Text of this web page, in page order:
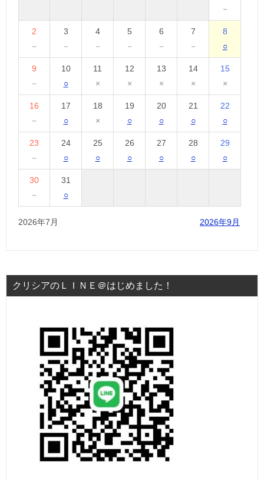
－
2
－
3
－
4
－
5
－
6
－
7
－
8
○
9
－
10
○
11
×
12
×
13
×
14
×
15
×
16
－
17
○
18
×
19
○
20
○
21
○
22
○
23
－
24
○
25
○
26
○
27
○
28
○
29
○
30
－
31
○
2026年7月 2026年9月
クリシアのＬＩＮＥ＠はじめました！